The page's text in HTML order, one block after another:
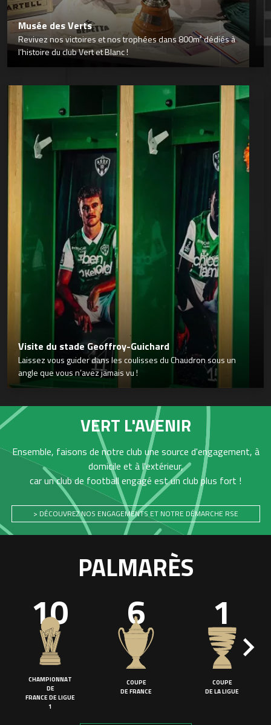
Musée des Verts
Revivez nos victoires et nos trophées dans 800m² dédiés à
l’histoire du club Vert et Blanc !
Visite du stade Geoffroy-Guichard
Laissez vous guider dans les coulisses du Chaudron sous un
angle que vous n’avez jamais vu !
VERT L'AVENIR
Ensemble, faisons de notre club une source d'engagement, à
domicile et à l'extérieur,
car un club de football engagé est un club plus fort !
> DÉCOUVREZ NOS ENGAGEMENTS ET NOTRE DÉMARCHE RSE
PALMARÈS
10
CHAMPIONNAT
DE
FRANCE DE LIGUE
1
6
COUPE
DE FRANCE
1
COUPE
DE LA LIGUE